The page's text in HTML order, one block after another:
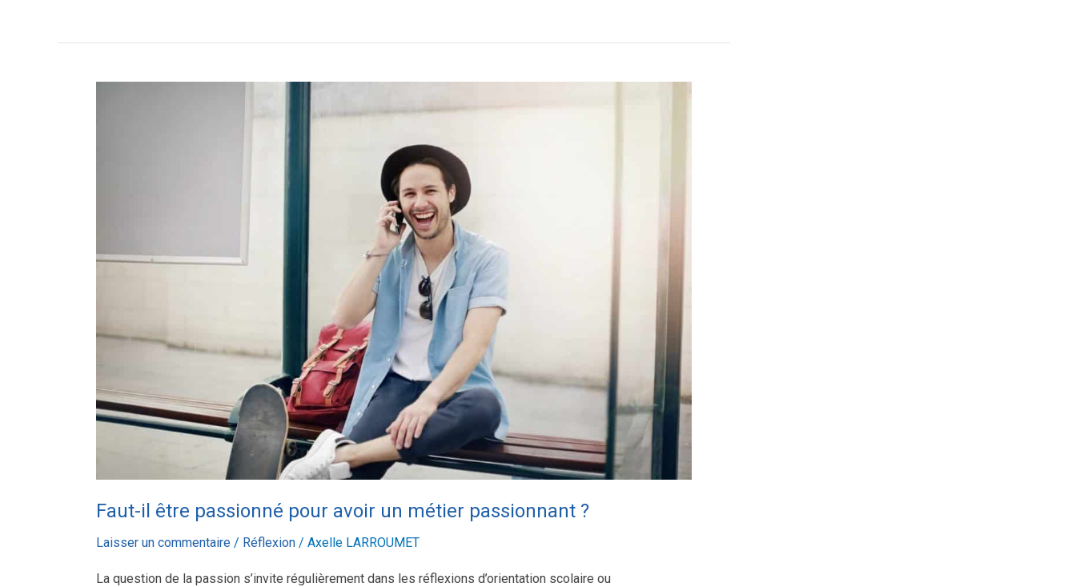
Faut-il être passionné pour avoir un métier passionnant ?
Laisser un commentaire / Réflexion / Axelle LARROUMET
La question de la passion s’invite régulièrement dans les réflexions d’orientation scolaire ou
métier